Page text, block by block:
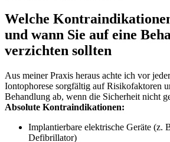
Welche
und⁤ wann Sie auf ⁢eine
verzichten‍ sollten
Aus meiner Praxis heraus achte ich vor​
Iontophorese ⁢sorgfältig auf Risikofaktoren
Behandlung ab,⁤ wenn die ⁤Sicherheit nicht
Absolute Kontraindikationen:
Implantierbare elektrische ⁣Geräte‌ (z.
Defibrillator)